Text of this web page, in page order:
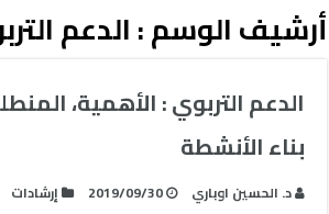
أرشيف الوسم :الدعم
الدعم التربوي : الأهمية،
بناء الأنشطة
د. الحسين اوباري 2019/09/30 إرشادات